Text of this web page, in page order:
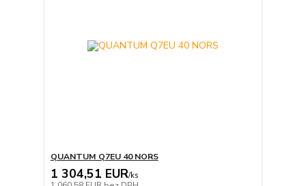
QUANTUM Q7EU 40 NORS
1 304,51 EUR/ks